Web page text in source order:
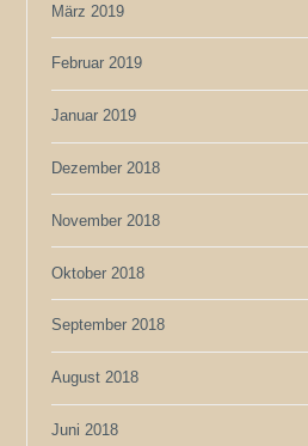
März 2019
Februar 2019
Januar 2019
Dezember 2018
November 2018
Oktober 2018
September 2018
August 2018
Juni 2018